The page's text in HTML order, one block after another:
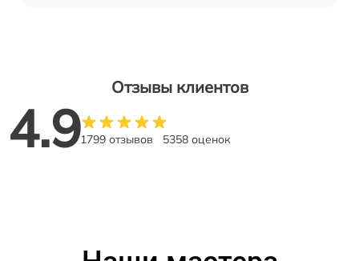
Отзывы клиентов
4.91799 отзывов 5358 оценок